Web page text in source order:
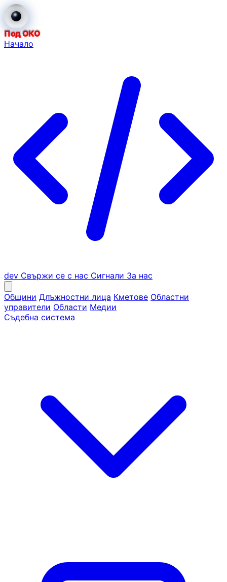
Под ОКО
Начало
dev Свържи се с нас Сигнали За нас
Общини Длъжностни лица Кметове Областни
управители Области Медии
Съдебна система